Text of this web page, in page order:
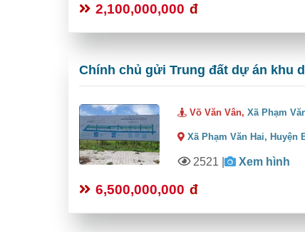
2,100,000,000 đ
Chính chủ gửi Trung đất dự án khu
Võ Văn Vân,Xã Phạm
Xã Phạm Văn Hai, Huyện
2521 | Xem hình
6,500,000,000 đ